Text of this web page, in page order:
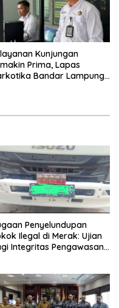
Kunjungan
Prima, Lapas
Bandar Lampung
Penyelundupan
Ilegal di Merak: Ujian
Integritas Pengawasan